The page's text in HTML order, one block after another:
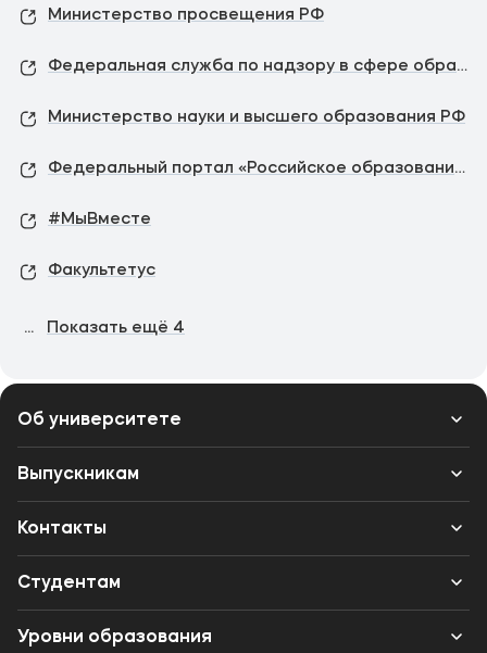
Министерство просвещения РФ
Федеральная служба по надзору в сфере образования и науки
Министерство науки и высшего образования РФ
Федеральный портал «Российское образование»
#МыВместе
Факультетус
... Показать ещё 4
Об университете
Лицензии и документы
Структура
Музейно-выставочный центр МФЮА
Студентам
Вход в личный кабинет
Выпускникам
Выпускникам
Уровни образования
Контакты
Банковские реквизиты